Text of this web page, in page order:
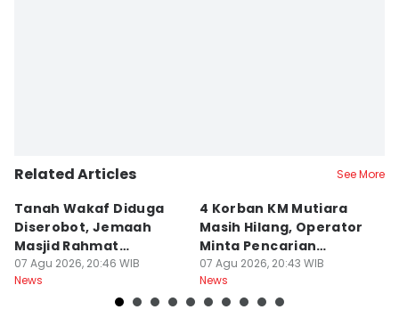
Related Articles See More
Tanah Wakaf Diduga
Diserobot, Jemaah
Masjid Rahmat
Surabaya Protes
07 Agu 2026, 20:46 WIB
News
4 Korban KM Mutiara
Masih Hilang, Operator
Minta Pencarian
Dilanjut
07 Agu 2026, 20:43 WIB
News